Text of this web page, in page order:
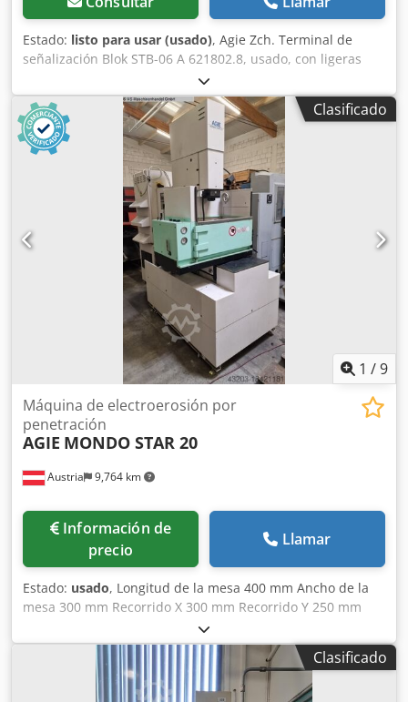
Estado: listo para usar (usado), Agie Zch. Terminal de
señalización Blok STB-06 A 621802.8, usado, con ligeras
señales de uso, 100 % funcional. Chedji D Ty Sopfx Angsa
Clasificado
1 /9
Austria 9,764 km
Máquina de electroerosión por
penetración
AGIE MONDO STAR 20
Información de
precio
Llamar
Estado: usado, Longitud de la mesa 400 mm Ancho de la
mesa 300 mm Recorrido X 300 mm Recorrido Y 250 mm
Recorrido Z 250 mm Codpfx Ajvwgq Sjngeha Peso de la
máquina aprox. 1,2 t Dimensiones de espacio aprox. 2000
x 1200 x 2500 mm La máquina se entrega con un
equipamiento muy completo
Clasificado